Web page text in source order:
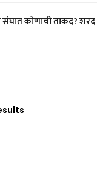
कोणाची ताकद?